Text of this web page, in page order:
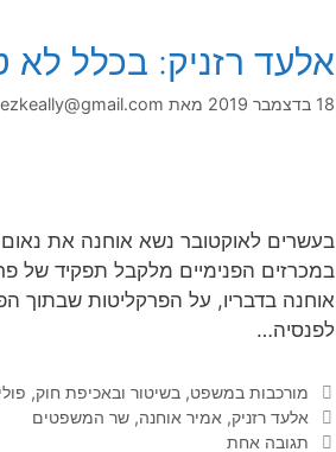
אלעד רזניק: בכלל
18 בדצמבר 2019 מאת
בעשרים לאוקטובר נשא אוחנה את
במכרזים הפנימיים מלקבל תפקיד של
אוחנה בדבריו, על הפרקליטות שבתוך
לפנסיה…
קטגוריות
מורכבות במשפט, בשיטור ובאכיפת חוק,
תגיות
אלעד רזניק, אמיר אוחנה, שר המשפטים
תגובה אחת